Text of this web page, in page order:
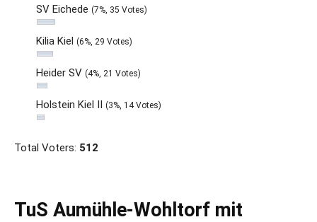
SV Eichede (7%, 35 Votes)
Kilia Kiel (6%, 29 Votes)
Heider SV (4%, 21 Votes)
Holstein Kiel II (3%, 14 Votes)
Total Voters: 512
TuS Aumühle-Wohltorf mit